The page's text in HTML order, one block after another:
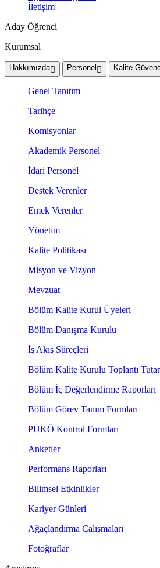
İletişim
Aday Öğrenci
Kurumsal
Hakkımızda Personel Kalite
Genel Tanıtım
Tarihçe
Komisyonlar
Akademik Personel
İdari Personel
Destek Verenler
Emek Verenler
Yönetim
Kalite Politikası
Misyon ve Vizyon
Mevzuat
Bölüm Kalite Kurul Üyeleri
Bölüm Danışma Kurulu
İş Akış Süreçleri
Bölüm Kalite Kurulu Toplantı
Bölüm İç Değerlendirme Raporları
Bölüm Görev Tanım Formları
PUKÖ Kontrol Formları
Anketler
Performans Raporları
Bilimsel Etkinlikler
Kariyer Günleri
Ağaçlandırma Çalışmaları
Fotoğraflar